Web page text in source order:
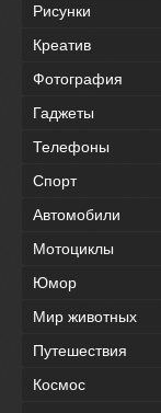
Рисунки
Креатив
Фотография
Гаджеты
Телефоны
Спорт
Автомобили
Мотоциклы
Юмор
Мир животных
Путешествия
Космос